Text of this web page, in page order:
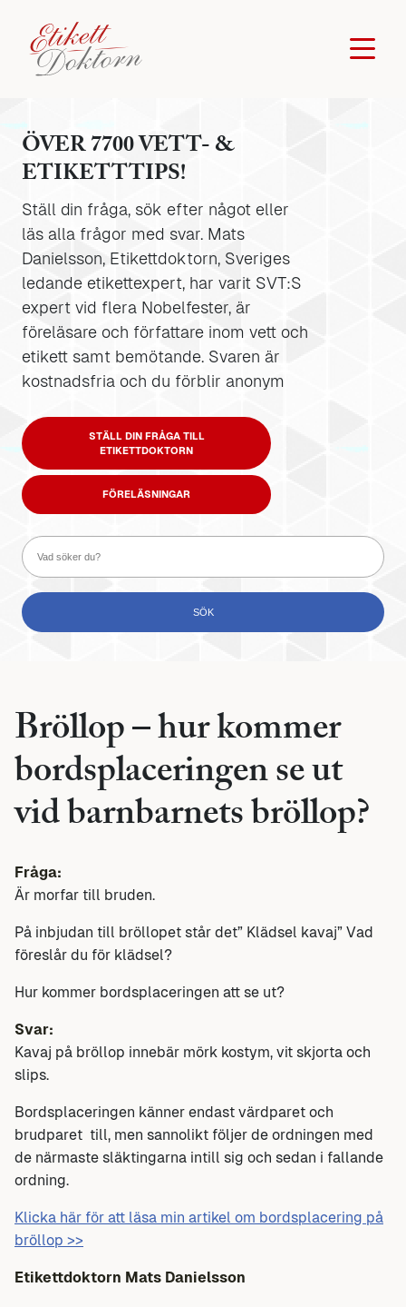
ÖVER 7700 VETT- &
ETIKETTTIPS!
Ställ din fråga, sök efter något eller
läs alla frågor med svar. Mats
Danielsson, Etikettdoktorn, Sveriges
ledande etikettexpert, har varit SVT:S
expert vid flera Nobelfester, är
föreläsare och författare inom vett och
etikett samt bemötande. Svaren är
kostnadsfria och du förblir anonym
STÄLL DIN FRÅGA TILL
ETIKETTDOKTORN
FÖRELÄSNINGAR
Bröllop – hur kommer
bordsplaceringen se ut
vid barnbarnets bröllop?
Fråga:
Är morfar till bruden.
På inbjudan till bröllopet står det” Klädsel kavaj” Vad
föreslår du för klädsel?
Hur kommer bordsplaceringen att se ut?
Svar:
Kavaj på bröllop innebär mörk kostym, vit skjorta och
slips.
Bordsplaceringen känner endast värdparet och
brudparet till, men sannolikt följer de ordningen med
de närmaste släktingarna intill sig och sedan i fallande
ordning.
Klicka här för att läsa min artikel om bordsplacering på
bröllop >>
Etikettdoktorn Mats Danielsson